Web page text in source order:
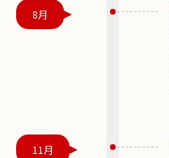
8月
11月